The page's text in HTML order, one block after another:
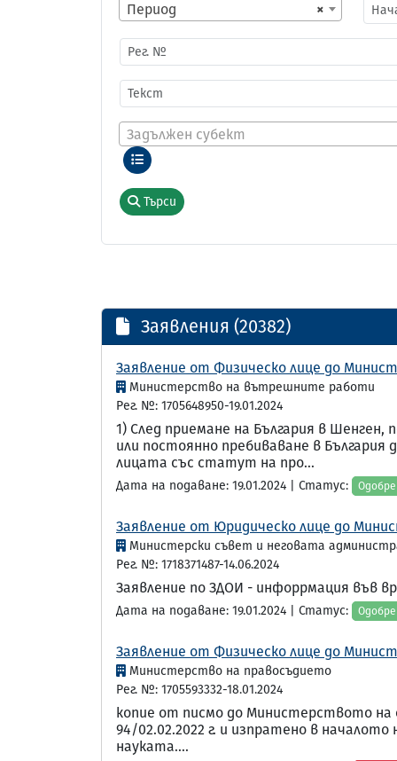
×
Период
Задължен субект
Търси
Заявления (20382)
Заявление от Физическо лице до
Министерство на вътрешните работи
Рег. №: 1705648950-19.01.2024
1) След приемане на България в
или постоянно пребиваване в
лицата със статут на про...
Дата на подаване: 19.01.2024 | Статус:
Заявление от Юридическо лице до
Министерски съвет и неговата
Рег. №: 1718371487-14.06.2024
Заявление по ЗДОИ - инфоррмация във
Дата на подаване: 19.01.2024 | Статус:
Заявление от Физическо лице до
Министерство на правосъдието
Рег. №: 1705593332-18.01.2024
копие от писмо до Министерството на
94/02.02.2022 г. и изпратено в
науката....